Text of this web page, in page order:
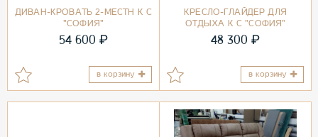
ДИВАН-КРОВАТЬ 2-МЕСТН К С
"СОФИЯ"
54 600 ₽
в корзину
КРЕСЛО-ГЛАЙДЕР ДЛЯ
ОТДЫХА К С "СОФИЯ"
48 300 ₽
в корзину